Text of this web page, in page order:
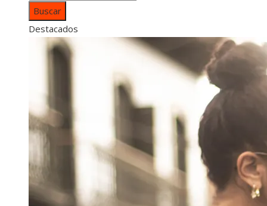
Destacados